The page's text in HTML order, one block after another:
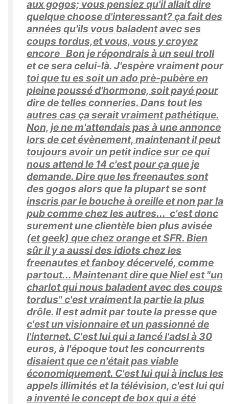
aux gogos; vous pensiez qu'il allait dire
quelque choose d'interessant? ça fait des
années qu'ils vous baladent avec ses
coups tordus,et vous, vous y croyez
encore Bon je répondrais à un seul troll
et ce sera celui-là. J'espère vraiment pour
toi que tu es soit un ado prè-pubère en
pleine poussé d'hormone, soit payé pour
dire de telles conneries. Dans tout les
autres cas ça serait vraiment pathétique.
Non, je ne m'attendais pas à une annonce
lors de cet évènement, maintenant il peut
toujours avoir un petit indice sur ce qui
nous attend le 14 c'est pour ça que je
demande. Dire que les freenautes sont
des gogos alors que la plupart se sont
inscris par le bouche à oreille et non par la
pub comme chez les autres... c'est donc
surement une clientèle bien plus avisée
(et geek) que chez orange et SFR. Bien
sûr il y a aussi des idiots chez les
freenautes et fanboy décervelé, comme
partout... Maintenant dire que Niel est "un
charlot qui nous baladent avec des coups
tordus" c'est vraiment la partie la plus
drôle. Il est admit par toute la presse que
c'est un visionnaire et un passionné de
l'internet. C'est lui qui a lancé l'adsl à 30
euros, à l'époque tout les concurrents
disaient que ce n'était pas viable
économiquement. C'est lui qui à inclus les
appels illimités et la télévision, c'est lui qui
a inventé le concept de box qui a été